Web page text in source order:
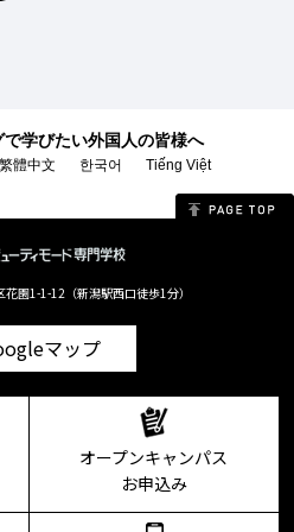
学びたい外国人の皆様へ
繁體中文 한국어 Tiếng Việt
園1-1-12（新潟駅西口徒歩1分）
マップ
オープンキャンパス
お申込み